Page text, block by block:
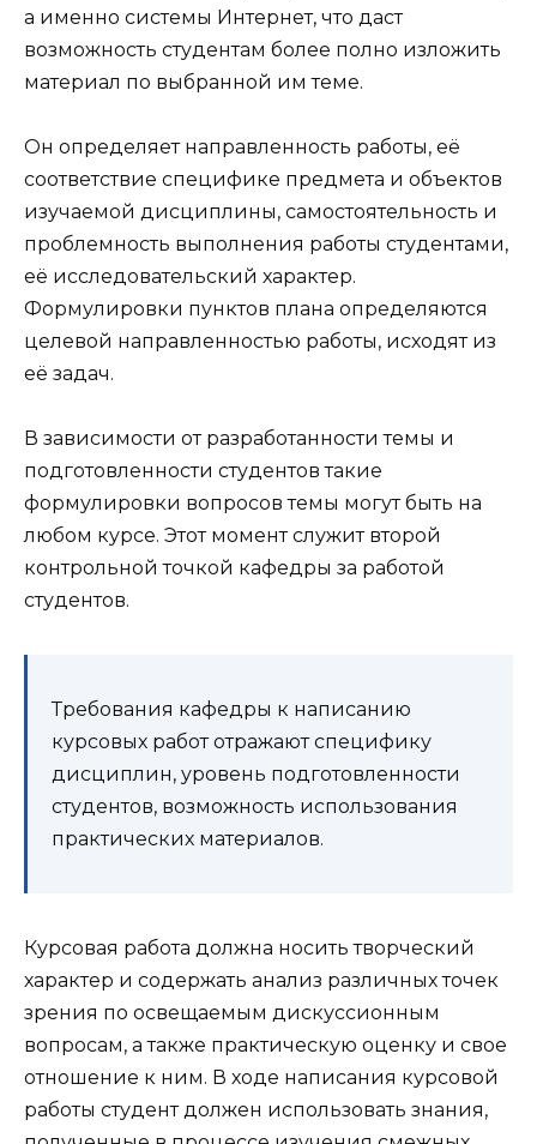
а именно системы Интернет, что даст
возможность студентам более полно изложить
материал по выбранной им теме.
Он определяет направленность работы, её
соответствие специфике предмета и объектов
изучаемой дисциплины, самостоятельность и
проблемность выполнения работы студентами,
её исследовательский характер.
Формулировки пунктов плана определяются
целевой направленностью работы, исходят из
её задач.
В зависимости от разработанности темы и
подготовленности студентов такие
формулировки вопросов темы могут быть на
любом курсе. Этот момент служит второй
контрольной точкой кафедры за работой
студентов.
Требования кафедры к написанию
курсовых работ отражают специфику
дисциплин, уровень подготовленности
студентов, возможность использования
практических материалов.
Курсовая работа должна носить творческий
характер и содержать анализ различных точек
зрения по освещаемым дискуссионным
вопросам, а также практическую оценку и свое
отношение к ним. В ходе написания курсовой
работы студент должен использовать знания,